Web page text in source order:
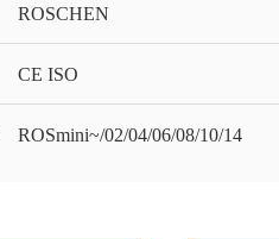
ROSCHEN
CE ISO
ROSmini~/02/04/06/08/10/14